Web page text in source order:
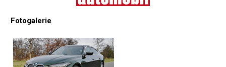
Fotogalerie